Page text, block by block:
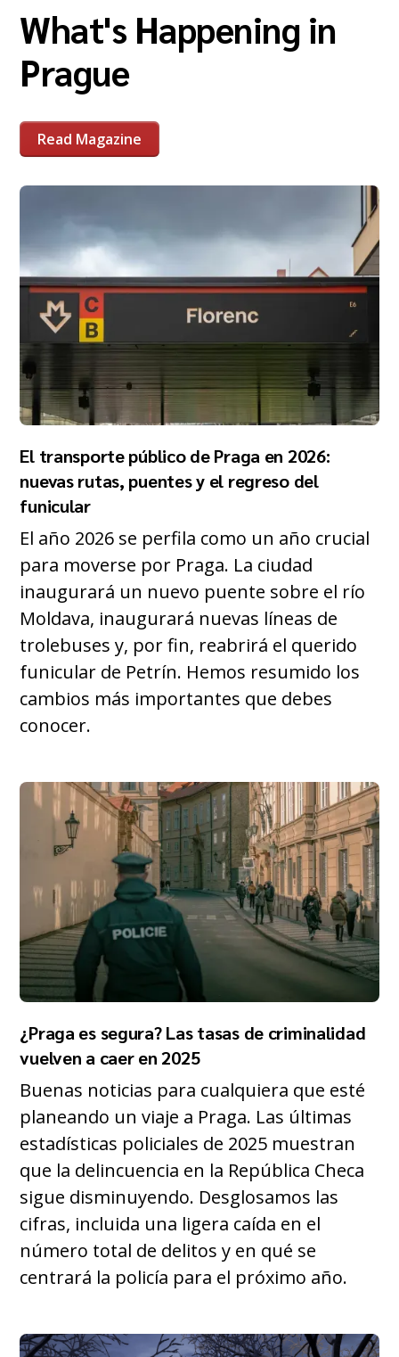
What's Happening in
Prague
Read Magazine
El transporte público de Praga en 2026:
nuevas rutas, puentes y el regreso del
funicular
El año 2026 se perfila como un año crucial
para moverse por Praga. La ciudad
inaugurará un nuevo puente sobre el río
Moldava, inaugurará nuevas líneas de
trolebuses y, por fin, reabrirá el querido
funicular de Petrín. Hemos resumido los
cambios más importantes que debes
conocer.
¿Praga es segura? Las tasas de criminalidad
vuelven a caer en 2025
Buenas noticias para cualquiera que esté
planeando un viaje a Praga. Las últimas
estadísticas policiales de 2025 muestran
que la delincuencia en la República Checa
sigue disminuyendo. Desglosamos las
cifras, incluida una ligera caída en el
número total de delitos y en qué se
centrará la policía para el próximo año.